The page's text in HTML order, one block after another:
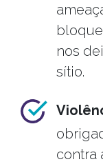
nos
sítio.
contra